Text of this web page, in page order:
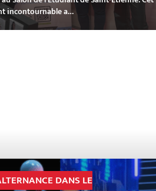
incontournable a…
DANS LE